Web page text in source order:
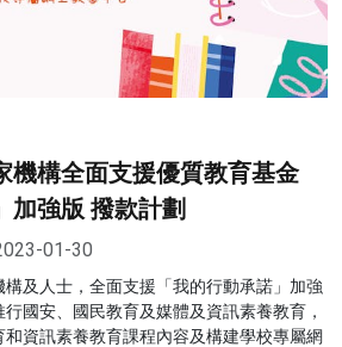
機構全面支援優質教育基金
加強版 撥款計劃
01-30
及人士，全面支援「我的行動承諾」加強
國安、國民教育及媒體及資訊素養教育，
資訊素養教育課程內容及構建學校專屬網